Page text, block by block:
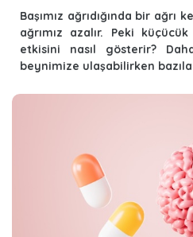
Başımız ağrıdığında bir ağrı
ağrımız azalır. Peki
etkisini nasıl gösterir?
beynimize ulaşabilirken